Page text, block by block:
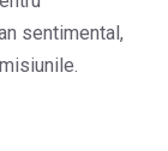
sentimental,